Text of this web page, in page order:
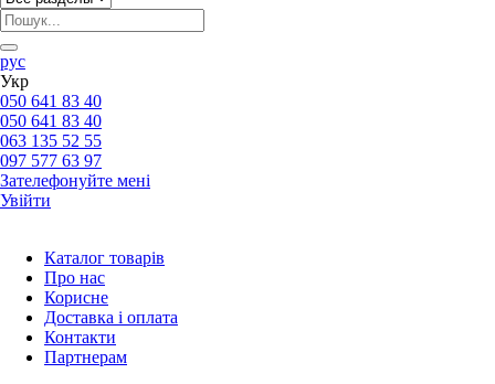
рус
Укр
050 641 83 40
050 641 83 40
063 135 52 55
097 577 63 97
Зателефонуйте мені
Увійти
Каталог товарів
Про нас
Корисне
Доставка і оплата
Контакти
Партнерам